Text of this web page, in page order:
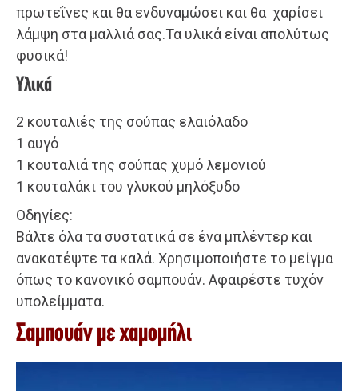
πρωτεΐνες και θα ενδυναμώσει και θα χαρίσει
λάμψη στα μαλλιά σας.Τα υλικά είναι απολύτως
φυσικά!
Υλικά
2 κουταλιές της σούπας ελαιόλαδο
1 αυγό
1 κουταλιά της σούπας χυμό λεμονιού
1 κουταλάκι του γλυκού μηλόξυδο
Οδηγίες:
Βάλτε όλα τα συστατικά σε ένα μπλέντερ και
ανακατέψτε τα καλά. Χρησιμοποιήστε το μείγμα
όπως το κανονικό σαμπουάν. Αφαιρέστε τυχόν
υπολείμματα.
Σαμπουάν με χαμομήλι